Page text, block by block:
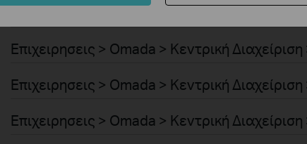
Επιχειρησεις > Omada > Standard
Επιχειρησεις > Omada > Κεντρική
Επιχειρησεις > Omada > Κεντρική
Επιχειρησεις > Omada > Κεντρική